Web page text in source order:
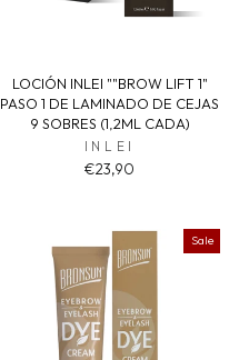
LOCIÓN INLEI ""BROW LIFT 1"
PASO 1 DE LAMINADO DE CEJAS
9 SOBRES (1,2ML CADA)
INLEI
€23,90
Sale